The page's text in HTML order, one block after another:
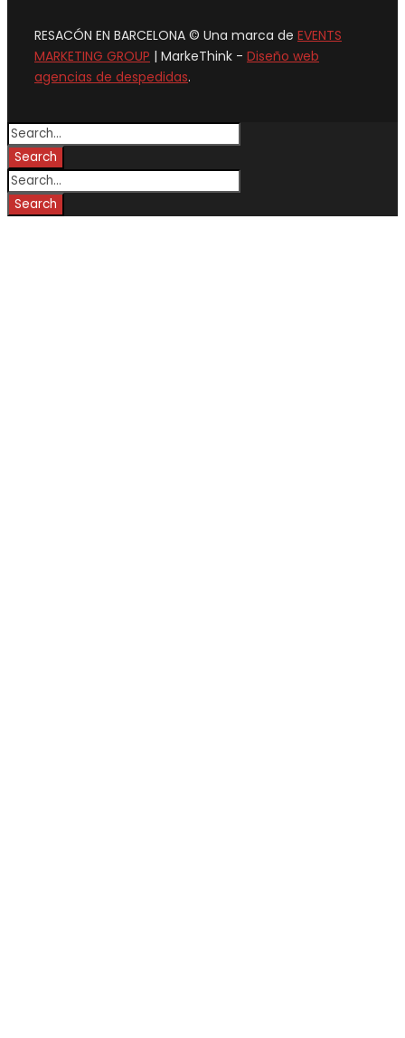
RESACÓN EN BARCELONA © Una marca de EVENTS
MARKETING GROUP | MarkeThink - Diseño web
agencias de despedidas.